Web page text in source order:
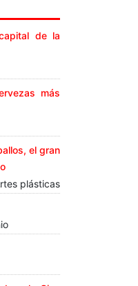
de la
más
el gran
plásticas